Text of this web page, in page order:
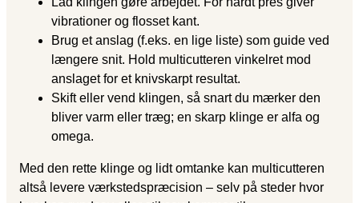
vibrationer og flosset kant.
Brug et anslag (f.eks. en lige liste) som guide ved
længere snit. Hold multicutteren vinkelret mod
anslaget for et knivskarpt resultat.
Skift eller vend klingen, så snart du mærker den
bliver varm eller træg; en skarp klinge er alfa og
omega.
Med den rette klinge og lidt omtanke kan multicutteren
altså levere værkstedspræcision – selv på steder hvor